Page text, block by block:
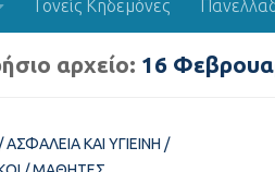
Γονείς Κηδεμόνες
αρχείο: 16
/ΑΣΦΆΛΕΙΑ ΚΑΙ ΥΓΙΕΙΝΉ /